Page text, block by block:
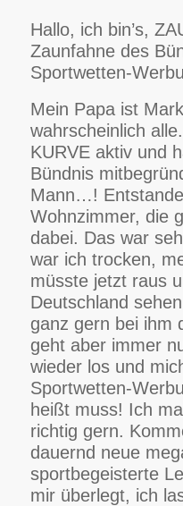
Hallo, ich bin’s,
Zaunfahne des
Sportwetten-
Mein Papa ist
wahrscheinlich
KURVE aktiv und
Bündnis
Mann…!
Wohnzimmer, die
dabei. Das war
war ich trocken,
müsste jetzt raus
Deutschland
ganz gern bei ihm
geht aber immer
wieder los und
Sportwetten-
heißt muss! Ich
richtig gern.
dauernd neue
sportbegeisterte
mir überlegt, ich